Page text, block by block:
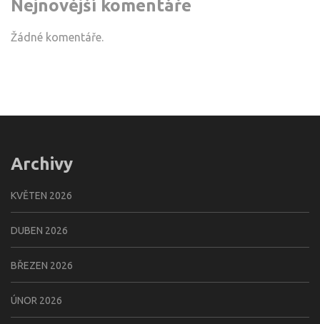
Nejnovější komentáře
Žádné komentáře.
Archivy
KVĚTEN 2026
DUBEN 2026
BŘEZEN 2026
ÚNOR 2026